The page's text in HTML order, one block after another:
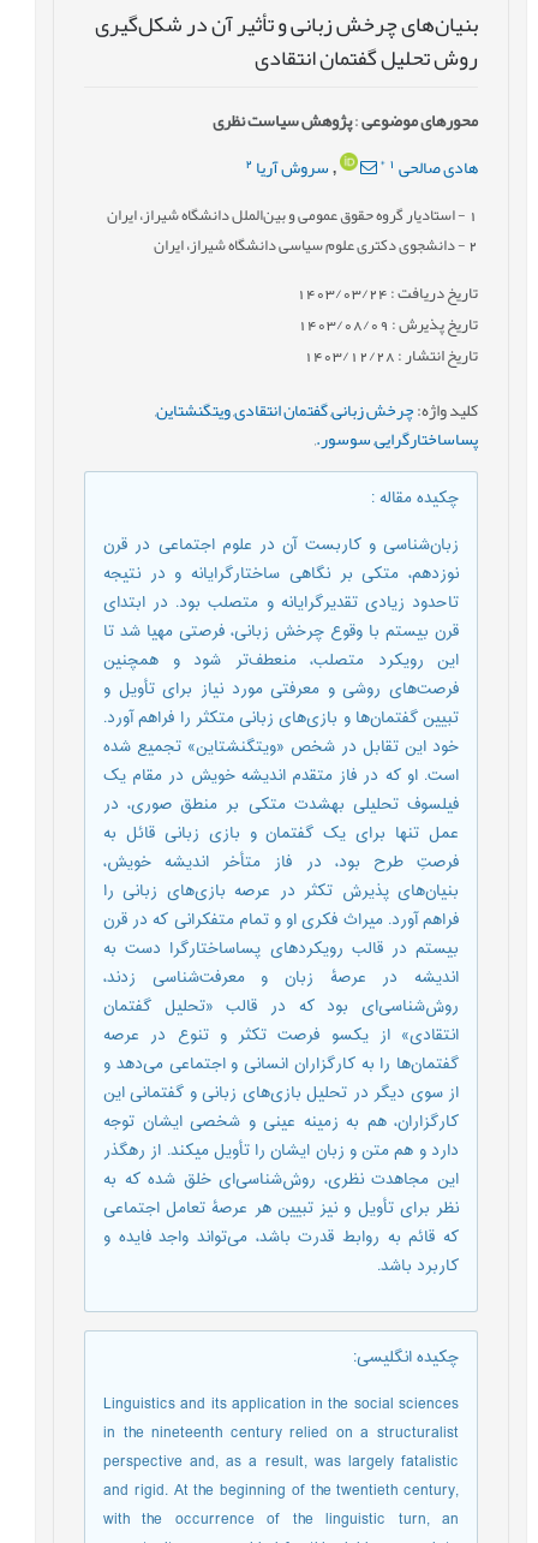
بنیان‌های چرخش زبانی و تأثیر آن در شکل‌گیری
روش تحلیل گفتمان انتقادی
محورهای موضوعی:پژوهش سیاست نظری
هادی صالحی *
,سروش آریا2
- استادیار گروه حقوق عمومی و بین‌الملل دانشگاه شیراز، ایران
2- دانشجوی دکتری علوم سیاسی دانشگاه شیراز، ایران
تاریخ دریافت : 1403/03/24
تاریخ پذیرش : 1403/08/09
تاریخ انتشار : 1403/12/28
کلید واژه:چرخش زبانی,گفتمان انتقادی,ویتگنشتاین,
پساساختارگرایی,سوسور.,
چکیده مقاله:
زبان‌شناسی و کاربست آن در علوم اجتماعی در قرن
نوزدهم، متکی بر نگاهی ساختارگرایانه و در نتیجه
تاحدود زیادی تقدیرگرایانه و متصلب بود. در ابتدای
قرن بیستم با وقوع چرخش زبانی، فرصتی مهیا شد تا
این رویکرد متصلب، منعطف‌تر شود و همچنین
فرصت‌های روشی و معرفتی مورد نیاز برای تأویل و
تبیین گفتمان‌ها و بازی‌های زبانی متکثر را فراهم آورد.
خود این تقابل در شخص «ویتگنشتاین» تجمیع شده
است. او که در فاز متقدم اندیشه خویش در مقام یک
فیلسوف تحلیلی به­شدت متکی بر منطق صوری، در
عمل تنها برای یک گفتمان و بازی زبانی قائل به
فرصتِ طرح بود، در فاز متأخر اندیشه خویش،
بنیان‌های پذیرش تکثر در عرصه بازی‌های زبانی را
فراهم آورد. میراث فکری او و تمام متفکرانی که در قرن
بیستم در قالب رویکردهای پساساختارگرا دست به
اندیشه در عرصۀ زبان و معرفت‌شناسی زدند،
روش‌شناسی‌ای بود که در قالب «تحلیل گفتمان
انتقادی» از یکسو فرصت تکثر و تنوع در عرصه
گفتمان‌ها را به کارگزاران انسانی و اجتماعی می‌دهد و
از سوی دیگر در تحلیل بازی‌های زبانی و گفتمانی این
کارگزاران، هم به زمینه عینی و شخصی ایشان توجه
دارد و هم متن و زبان ایشان را تأویل می­کند. از رهگذر
این مجاهدت نظری، روش‌شناسی‌ای خلق شده که به
نظر برای تأویل و نیز تبیین هر عرصۀ تعامل اجتماعی
که قائم به روابط قدرت باشد، می‌تواند واجد فایده و
کاربرد باشد.
چکیده انگلیسی:
Linguistics and its application in the social sciences
in the nineteenth century relied on a structuralist
perspective and, as a result, was largely fatalistic
and rigid. At the beginning of the twentieth century,
with the occurrence of the linguistic turn, an